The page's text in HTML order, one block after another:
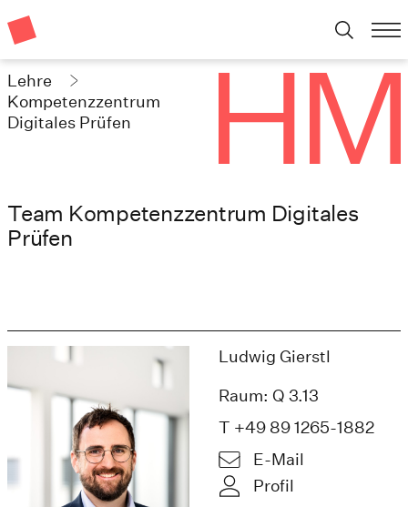
Lehre
Kompetenzzentrum
Digitales Prüfen
Team Kompetenzzentrum Digitales
Prüfen
Ludwig Gierstl
Raum: Q 3.13
T +49 89 1265-1882
E-Mail
Profil